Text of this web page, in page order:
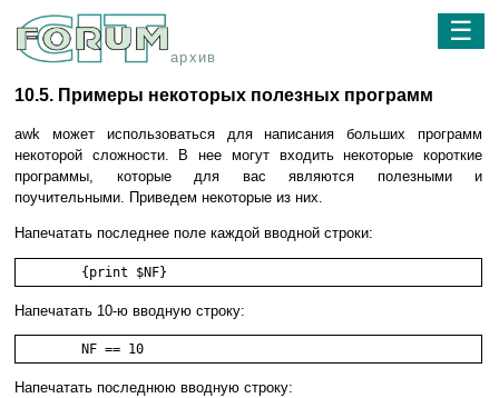
архив
☰
10.5. Примеры некоторых полезных программ
awk может использоваться для написания больших программ
некоторой сложности. В нее могут входить некоторые короткие
программы, которые для вас являются полезными и
поучительными. Приведем некоторые из них.
Напечатать последнее поле каждой вводной строки:
	{print $NF}
Напечатать 10-ю вводную строку:
	NF == 10
Напечатать последнюю вводную строку: